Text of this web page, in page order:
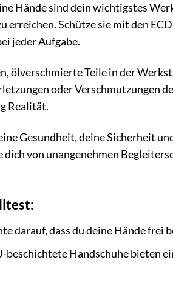
Hände sind dein wichtigstes
Schütze sie mit den
jeder Aufgabe.
ölverschmierte Teile in der
oder Verschmutzungen
Realität.
Gesundheit, deine Sicherheit
von unangenehmen
darauf, dass du deine Hände frei
Handschuhe bieten